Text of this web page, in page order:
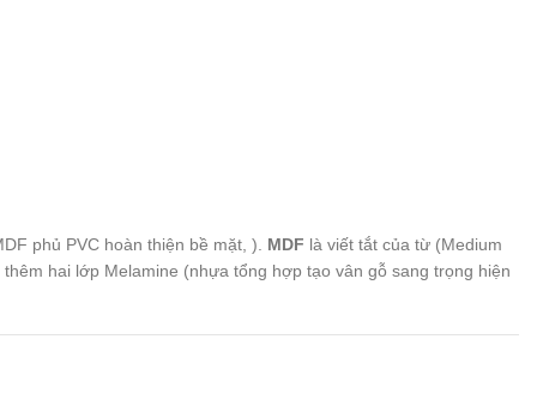
phủ PVC hoàn thiện bề mặt, ). MDF là viết tắt của từ (Medium
hai lớp Melamine (nhựa tổng hợp tạo vân gỗ sang trọng hiện